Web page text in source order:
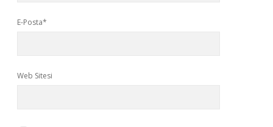
E-Posta*
Web Sitesi